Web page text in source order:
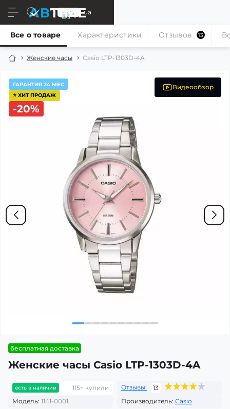
ru ua
Женские часы Casio LTP-1303D-4A
Все о товаре Характеристики Отзывов 13
ГАРАНТИЯ 24 МЕС
⭐ ХИТ ПРОДАЖ
-20%
Видеообзор
бесплатная доставка
Женские часы Casio LTP-1303D-4A
есть в наличии 115+ купили Отзывы:
13
Модель: 1141-0001 Производитель: Casio